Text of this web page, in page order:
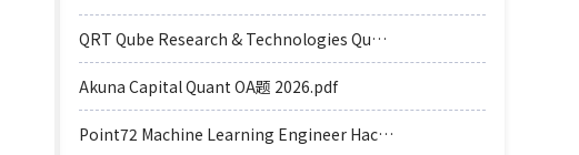
QRT Qube Research & Technologies Quant Hong Kong OA 2026.pdf
Akuna Capital Quant OA题 2026.pdf
Point72 Machine Learning Engineer Hackerrank OA 2026.pdf